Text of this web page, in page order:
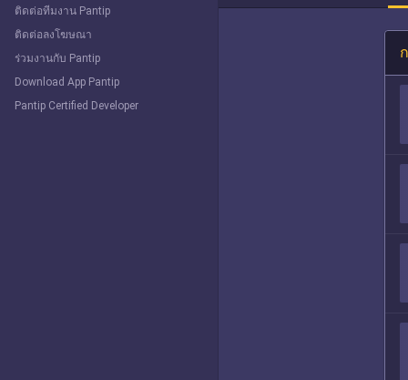
ติดต่อทีมงาน Pantip
ติดต่อลงโฆษณา
ร่วมงานกับ Pantip
Download App Pantip
Pantip Certified Developer